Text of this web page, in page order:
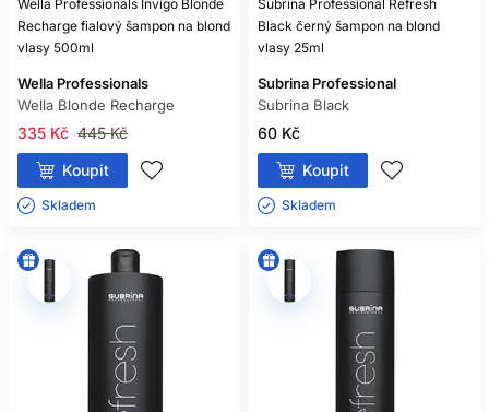
Wella Professionals Invigo Blonde
Recharge fialový šampon na blond
vlasy 500ml
Wella Professionals
Wella Blonde Recharge
445 Kč
335 Kč
Koupit
Skladem ㅤ
Subrina Professional Refresh
Black černý šampon na blond
vlasy 25ml
Subrina Professional
Subrina Black
60 Kč
Koupit
Skladem ㅤ